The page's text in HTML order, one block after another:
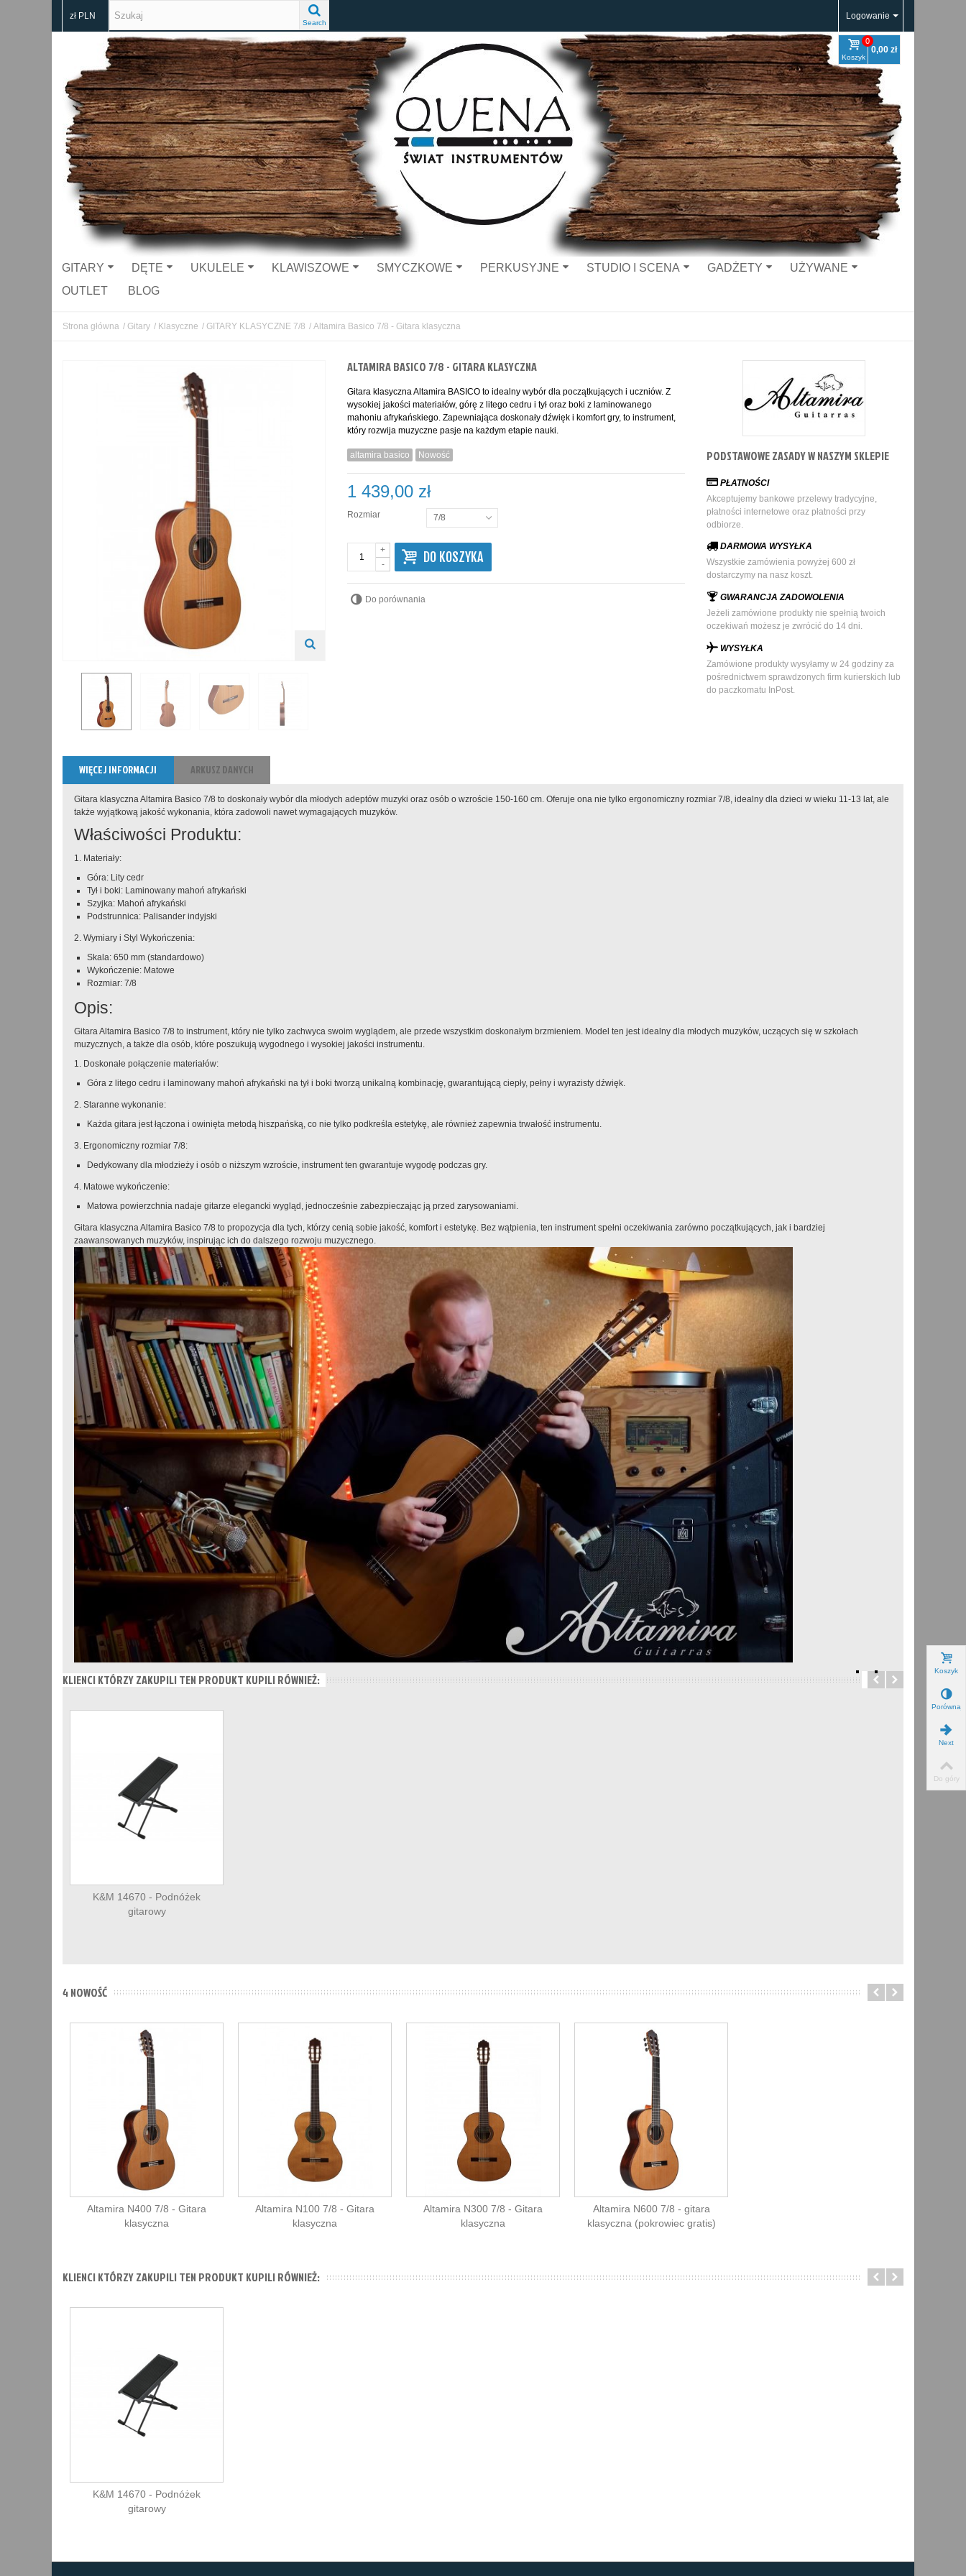
zł PLN
Search
Logowanie
Koszyk
0
0,00 zł
GITARY DĘTE UKULELE KLAWISZOWE SMYCZKOWE PERKUSYJNE STUDIO I SCENA GADŻETY
UŻYWANE
OUTLET
BLOG
Strona główna / Gitary / Klasyczne / GITARY KLASYCZNE 7/8 / Altamira Basico 7/8 - Gitara klasyczna
ALTAMIRA BASICO 7/8 - GITARA KLASYCZNA
Gitara klasyczna Altamira BASICO to idealny wybór dla początkujących i uczniów. Z
wysokiej jakości materiałów, górę z litego cedru i tył oraz boki z laminowanego
mahoniu afrykańskiego. Zapewniająca doskonały dźwięk i komfort gry, to instrument,
który rozwija muzyczne pasje na każdym etapie nauki.
altamira basico Nowość
1 439,00 zł
Rozmiar 7/8
-
+ DO KOSZYKA
Do porównania
PODSTAWOWE ZASADY W NASZYM SKLEPIE
PŁATNOŚCI
Akceptujemy bankowe przelewy tradycyjne,
płatności internetowe oraz płatności przy
odbiorze.
DARMOWA WYSYŁKA
Wszystkie zamówienia powyżej 600 zł
dostarczymy na nasz koszt.
GWARANCJA ZADOWOLENIA
Jeżeli zamówione produkty nie spełnią twoich
oczekiwań możesz je zwrócić do 14 dni.
WYSYŁKA
Zamówione produkty wysyłamy w 24 godziny za
pośrednictwem sprawdzonych firm kurierskich lub
do paczkomatu InPost.
WIĘCEJ INFORMACJI ARKUSZ DANYCH
Gitara klasyczna Altamira Basico 7/8 to doskonały wybór dla młodych adeptów muzyki oraz osób o wzroście 150-160 cm. Oferuje ona nie tylko ergonomiczny rozmiar 7/8, idealny dla dzieci w wieku 11-13 lat, ale
także wyjątkową jakość wykonania, która zadowoli nawet wymagających muzyków.
Właściwości Produktu:
1. Materiały:
Góra: Lity cedr
Tył i boki: Laminowany mahoń afrykański
Szyjka: Mahoń afrykański
Podstrunnica: Palisander indyjski
2. Wymiary i Styl Wykończenia:
Skala: 650 mm (standardowo)
Wykończenie: Matowe
Rozmiar: 7/8
Opis:
Gitara Altamira Basico 7/8 to instrument, który nie tylko zachwyca swoim wyglądem, ale przede wszystkim doskonałym brzmieniem. Model ten jest idealny dla młodych muzyków, uczących się w szkołach
muzycznych, a także dla osób, które poszukują wygodnego i wysokiej jakości instrumentu.
1. Doskonałe połączenie materiałów:
Góra z litego cedru i laminowany mahoń afrykański na tył i boki tworzą unikalną kombinację, gwarantującą ciepły, pełny i wyrazisty dźwięk.
2. Staranne wykonanie:
Każda gitara jest łączona i owinięta metodą hiszpańską, co nie tylko podkreśla estetykę, ale również zapewnia trwałość instrumentu.
3. Ergonomiczny rozmiar 7/8:
Dedykowany dla młodzieży i osób o niższym wzroście, instrument ten gwarantuje wygodę podczas gry.
4. Matowe wykończenie:
Matowa powierzchnia nadaje gitarze elegancki wygląd, jednocześnie zabezpieczając ją przed zarysowaniami.
Gitara klasyczna Altamira Basico 7/8 to propozycja dla tych, którzy cenią sobie jakość, komfort i estetykę. Bez wątpienia, ten instrument spełni oczekiwania zarówno początkujących, jak i bardziej
zaawansowanych muzyków, inspirując ich do dalszego rozwoju muzycznego.
KLIENCI KTÓRZY ZAKUPILI TEN PRODUKT KUPILI RÓWNIEŻ:
K&M 14670 - Podnóżek
gitarowy
4 NOWOŚĆ
Altamira N400 7/8 - Gitara
klasyczna
Altamira N100 7/8 - Gitara
klasyczna
Altamira N300 7/8 - Gitara
klasyczna
Altamira N600 7/8 - gitara
klasyczna (pokrowiec gratis)
KLIENCI KTÓRZY ZAKUPILI TEN PRODUKT KUPILI RÓWNIEŻ:
K&M 14670 - Podnóżek
gitarowy
Koszyk
Porównaj
Next
Do góry